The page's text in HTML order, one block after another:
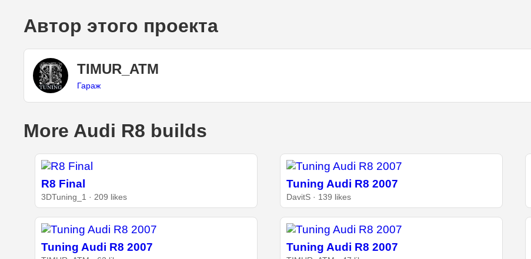
Автор этого проекта
TIMUR_ATM
Гараж
More Audi R8 builds
R8 Final
3DTuning_1 · 209 likes
Tuning Audi R8 2007
DavitS · 139 likes
Tuning Audi R8 2007 Tuning Audi R8 2007